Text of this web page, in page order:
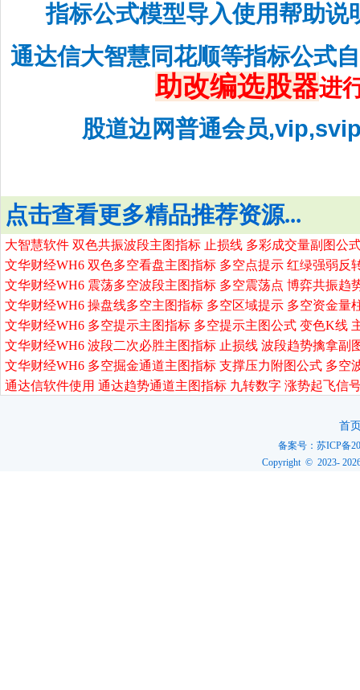
指标公式模型导入使用帮助说
通达信大智慧同花顺等指标公式
助改编选股器进
股道边网普通会员
点击查看更多精品推荐资源...
大智慧软件 双色共振波段主图指标 止损线 多彩成交量副图公
文华财经WH6 双色多空看盘主图指标 多空点提示 红绿强弱反
文华财经WH6 震荡多空波段主图指标 多空震荡点 博弈共振趋
文华财经WH6 操盘线多空主图指标 多空区域提示 多空资金量
文华财经WH6 多空提示主图指标 多空提示主图公式 变色K线
文华财经WH6 波段二次必胜主图指标 止损线 波段趋势擒拿副
文华财经WH6 多空掘金通道主图指标 支撑压力附图公式 多空
通达信软件使用 通达趋势通道主图指标 九转数字 涨势起飞信
首
备案号：苏ICP备
Copyright © 2023-